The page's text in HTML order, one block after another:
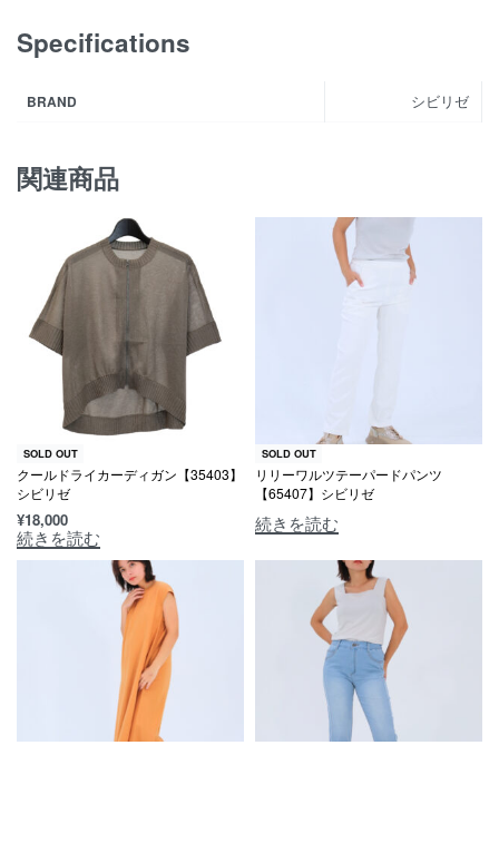
Specifications
BRAND シビリゼ
関連商品
SOLD OUT
クールドライカーディガン【35403】
シビリゼ
¥18,000
続きを読む
SOLD OUT
リリーワルツテーパードパンツ
【65407】シビリゼ
続きを読む